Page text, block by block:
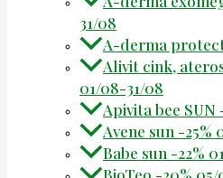
31/08
A-derma
Alivit cink,
01/08-31/08
Apivita bee
Avene sun -25%
Babe sun -22%